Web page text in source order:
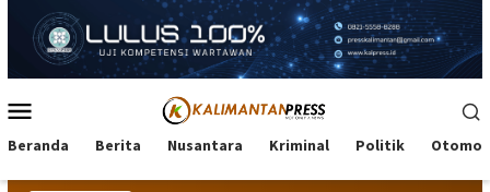
konten
Mobile
Beranda Berita Nusantara Kriminal Politik